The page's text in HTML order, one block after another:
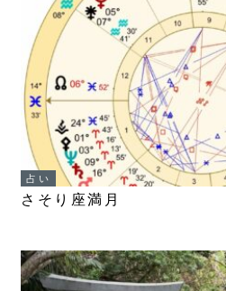
占い
さそり座満月